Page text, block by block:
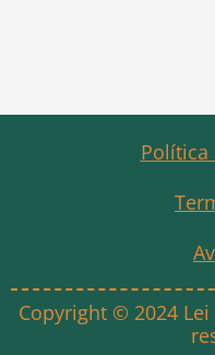
Política
Copyright © 2024